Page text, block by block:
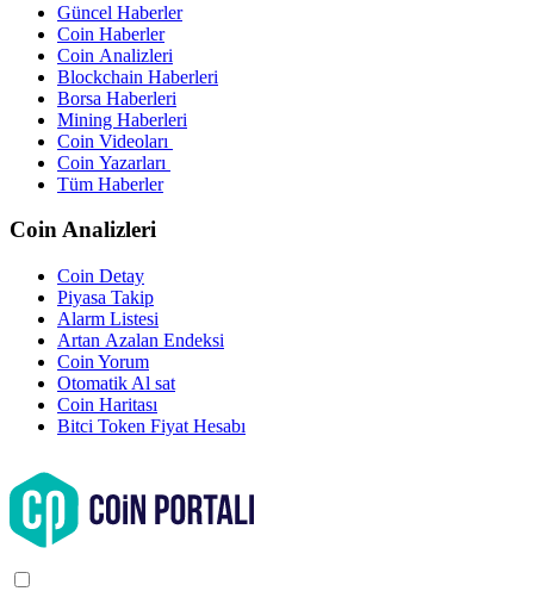
Güncel Haberler
Coin Haberler
Coin Analizleri
Blockchain Haberleri
Borsa Haberleri
Mining Haberleri
Coin Videoları
Coin Yazarları
Tüm Haberler
Coin Analizleri
Coin Detay
Piyasa Takip
Alarm Listesi
Artan Azalan Endeksi
Coin Yorum
Otomatik Al sat
Coin Haritası
Bitci Token Fiyat Hesabı